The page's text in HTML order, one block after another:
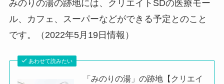
みのりの湯の跡地には、クリエイトSDの医療モー
ル、カフェ、スーパーなどができる予定とのこと
です。（2022年5月19日情報）
あわせて読みたい
「みのりの湯」の跡地【クリエイ